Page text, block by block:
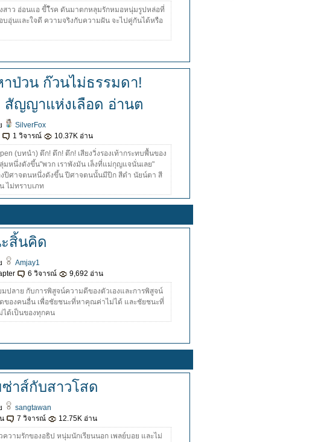
สาว อ่อนแอ ขี้โีรค ดันมาตกหลุมรักหมอหนุ่มรูปหล่อที่
บอุ่นและใจดี ความจริงกับความฝัน จะไปคู่กันได้หรือ
ป่วน ก๊วนไม่ธรรมดา!
สัญญาแห่งเลือด อ่านต
SilverFox
1 วิจารณ์ 10.37K อ่าน
(บทนำ) ตึก! ตึก! ตึก! เสียงวิ่งรองเท้ากระทบพื้นของ
มหนึ่งดังขึ้น"พวก เราพังมัน เล็งที่แม่กุญแจนั่นเลย"
งปีศาจตนหนึ่งดังขึ้น ปีศาจตนนั้นมีปีก สีดำ นัยน์ตา สี
ไม่ทราบเภท
สิ้นคิด
Amjay1
6 วิจารณ์ 9,692 อ่าน
มปลาย กับการพิสูจน์ความดีของตัวเองและการพิสูจน์
ของคนอื่น เพื่อชัยชนะที่หาคุณค่าไม่ได้ และชัยชนะที่
ได้เป็นของทุกคน
าส์กับสาวโสด
sangtawan
7 วิจารณ์ 12.75K อ่าน
วความรักของอธิป หนุ่มนักเรียนนอก เพลย์บอย และไม่